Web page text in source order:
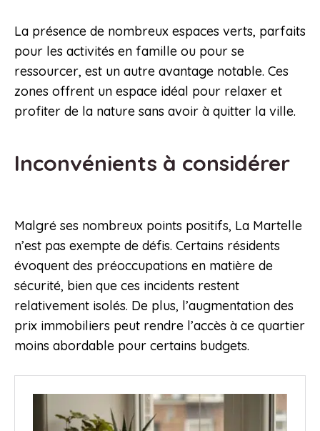
La présence de nombreux espaces verts, parfaits
pour les activités en famille ou pour se
ressourcer, est un autre avantage notable. Ces
zones offrent un espace idéal pour relaxer et
profiter de la nature sans avoir à quitter la ville.
Inconvénients à considérer
Malgré ses nombreux points positifs, La Martelle
n’est pas exempte de défis. Certains résidents
évoquent des préoccupations en matière de
sécurité, bien que ces incidents restent
relativement isolés. De plus, l’augmentation des
prix immobiliers peut rendre l’accès à ce quartier
moins abordable pour certains budgets.